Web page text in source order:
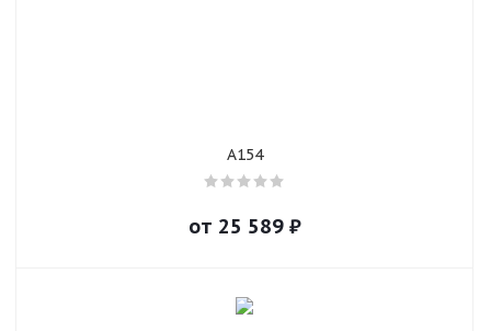
A154
от 25 589₽